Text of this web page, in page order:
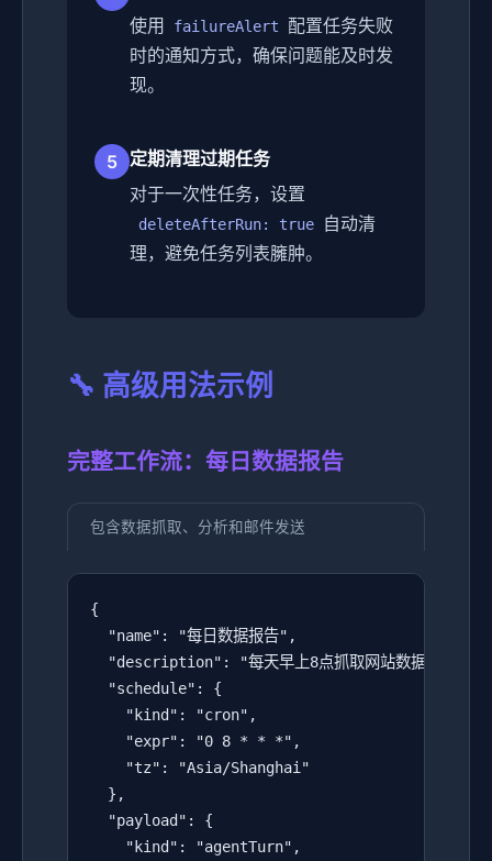
使用
failureAlert
配置任务失败
时的通知方式，确保问题能及时发
现。
5 定期清理过期任务
对于一次性任务，设置
deleteAfterRun: true
自动清
理，避免任务列表臃肿。
🔧 高级用法示例
完整工作流：每日数据报告
包含数据抓取、分析和邮件发送
{
  "name": "每日数据报告",
"description": "每天早上8点抓取网站数据并生成报
  "schedule": {
    "kind": "cron",
    "expr": "0 8 * * *",
    "tz": "Asia/Shanghai"
  },
  "payload": {
    "kind": "agentTurn",